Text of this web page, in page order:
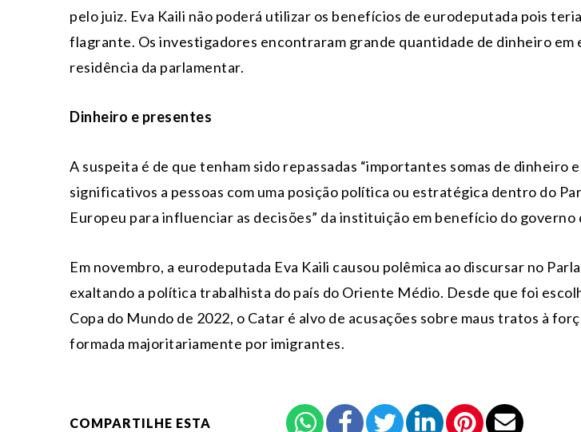
pelo juiz. Eva Kaili não poderá utilizar os benefícios de eurodeputada pois
flagrante. Os investigadores encontraram grande quantidade de dinheiro em
residência da parlamentar.
Dinheiro e presentes
A suspeita é de que tenham sido repassadas “importantes somas de dinheiro
significativos a pessoas com uma posição política ou estratégica dentro do
Europeu para influenciar as decisões” da instituição em benefício do governo
Em novembro, a eurodeputada Eva Kaili causou polêmica ao discursar no
exaltando a política trabalhista do país do Oriente Médio. Desde que foi
Copa do Mundo de 2022, o Catar é alvo de acusações sobre maus tratos à
formada majoritariamente por imigrantes.
COMPARTILHE ESTA